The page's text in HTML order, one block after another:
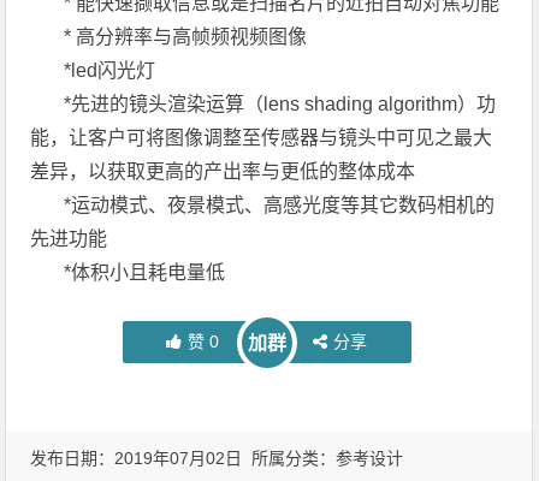
* 高分辨率与高帧频视频图像
*led闪光灯
*先进的镜头渲染运算（lens shading algorithm）功
能，让客户可将图像调整至传感器与镜头中可见之最大
差异，以获取更高的产出率与更低的整体成本
*运动模式、夜景模式、高感光度等其它数码相机的
先进功能
*体积小且耗电量低
赞 0 加群 分享
发布日期：2019年07月02日 所属分类：参考设计